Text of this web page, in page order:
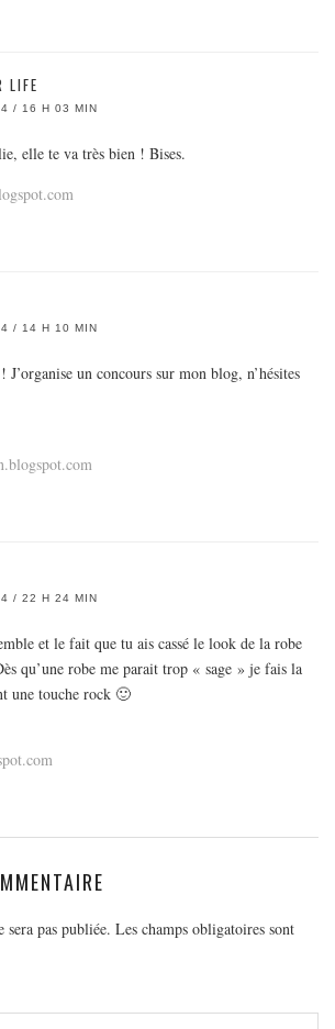
LIFE
/ 16 H 03 MIN
elle te va très bien ! Bises.
/ 14 H 10 MIN
un concours sur mon blog, n’hésites
/ 22 H 24 MIN
et le fait que tu ais cassé le look de la robe
qu’une robe me parait trop « sage » je fais la
une touche rock 🙂
sera pas publiée. Les champs obligatoires sont